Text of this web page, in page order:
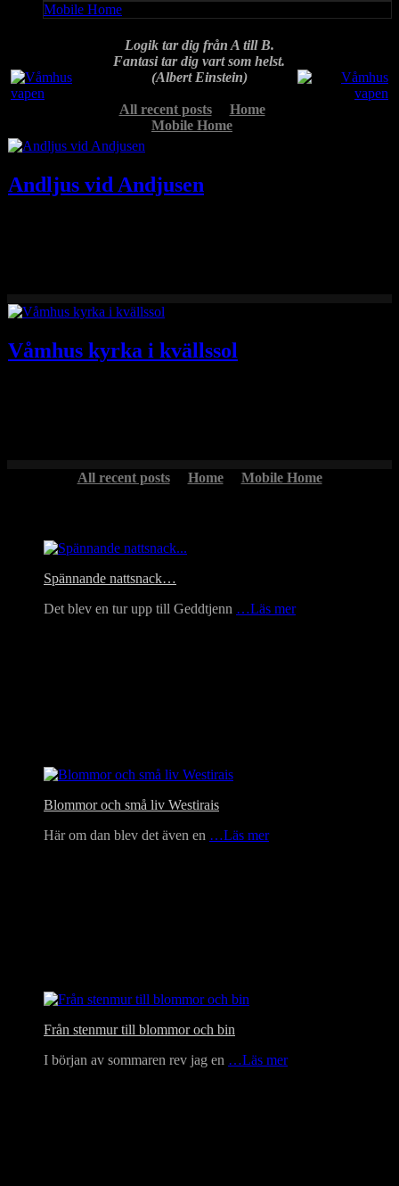
Mobile Home
Logik tar dig från A till B.
Fantasi tar dig vart som helst.
(Albert Einstein)
All recent posts
Home
Mobile Home
Andljus vid Andjusen
Våmhus kyrka i kvällssol
All recent posts Home Mobile Home
Spännande nattsnack…
Det blev en tur upp till Geddtjenn …Läs mer
Blommor och små liv Westirais
Här om dan blev det även en …Läs mer
Från stenmur till blommor och bin
I början av sommaren rev jag en …Läs mer